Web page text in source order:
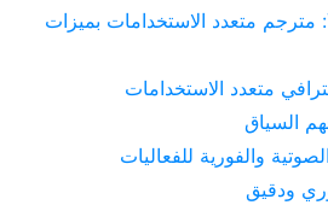
Yandex Translate: مترجم متعدد الاستخدامات بميزات